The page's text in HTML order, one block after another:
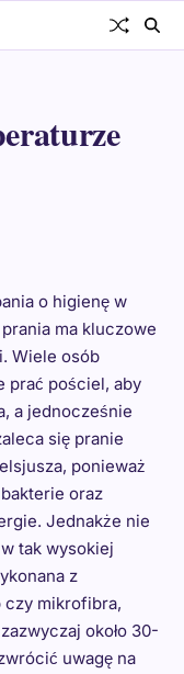
o higienę w
ma kluczowe
Wiele osób
prać pościel, aby
a jednocześnie
się pranie
ponieważ
oraz
Jednakże nie
tak wysokiej
z
czy mikrofibra,
około 30-
uwagę na